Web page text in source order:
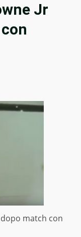
Jr
match con